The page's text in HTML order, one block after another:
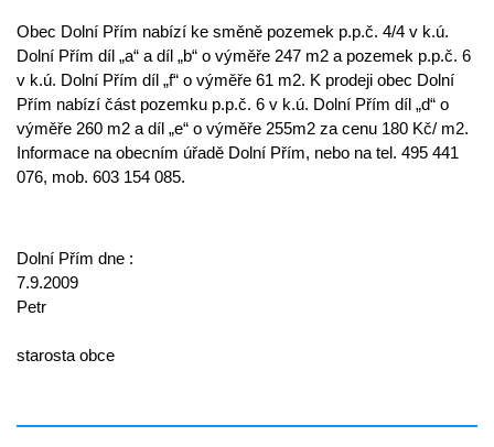
Obec Dolní Přím nabízí ke směně pozemek p.p.č. 4/4 v k.ú.
Dolní Přím díl „a“ a díl „b“ o výměře 247 m2 a pozemek p.p.č. 6
v k.ú. Dolní Přím díl „f“ o výměře 61 m2. K prodeji obec Dolní
Přím nabízí část pozemku p.p.č. 6 v k.ú. Dolní Přím díl „d“ o
výměře 260 m2 a díl „e“ o výměře 255m2 za cenu 180 Kč/ m2.
Informace na obecním úřadě Dolní Přím, nebo na tel. 495 441
076, mob. 603 154 085.
Dolní Přím dne :
7.9.2009
Petr
starosta obce